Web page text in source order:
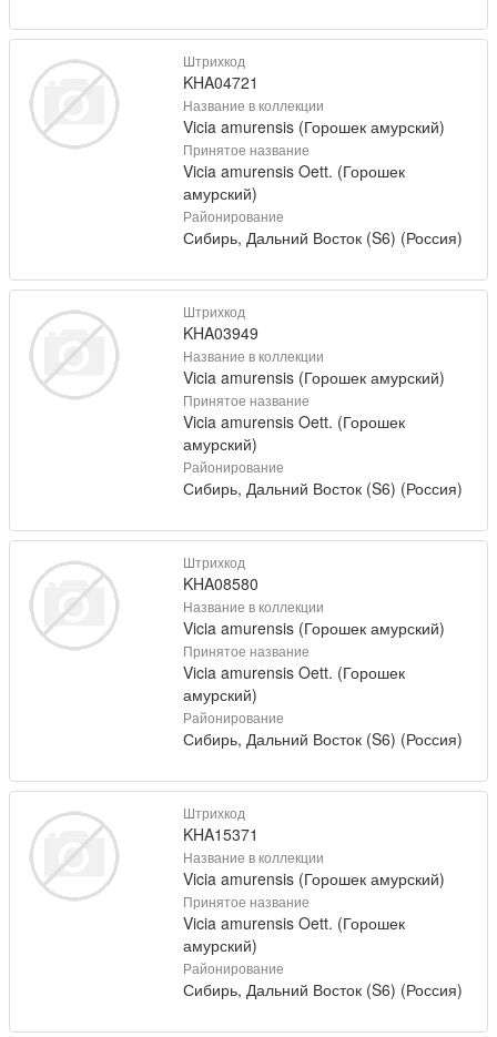
Штрихкод
KHA04721
Название в коллекции
Vicia amurensis (Горошек амурский)
Принятое название
Vicia amurensis Oett. (Горошек
амурский)
Районирование
Сибирь, Дальний Восток (S6) (Россия)
Штрихкод
KHA03949
Название в коллекции
Vicia amurensis (Горошек амурский)
Принятое название
Vicia amurensis Oett. (Горошек
амурский)
Районирование
Сибирь, Дальний Восток (S6) (Россия)
Штрихкод
KHA08580
Название в коллекции
Vicia amurensis (Горошек амурский)
Принятое название
Vicia amurensis Oett. (Горошек
амурский)
Районирование
Сибирь, Дальний Восток (S6) (Россия)
Штрихкод
KHA15371
Название в коллекции
Vicia amurensis (Горошек амурский)
Принятое название
Vicia amurensis Oett. (Горошек
амурский)
Районирование
Сибирь, Дальний Восток (S6) (Россия)